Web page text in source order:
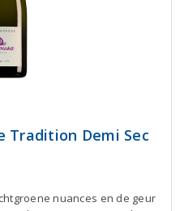
Tradition Demi Sec
nuances en de geur